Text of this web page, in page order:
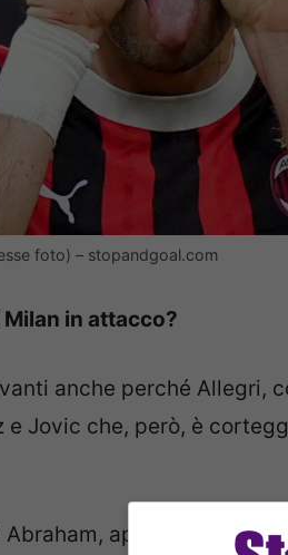
foto) – stopandgoal.com
in attacco?
anche perché Allegri,
e Jovic che, però, è
apre un vuoto nel